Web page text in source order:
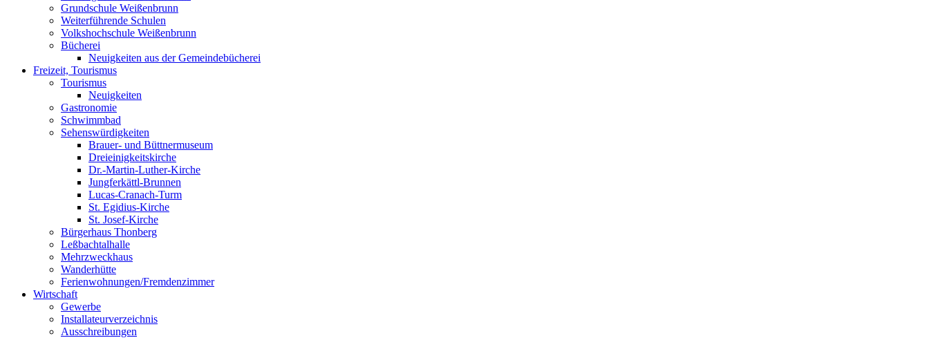
Grundschule Weißenbrunn
Weiterführende Schulen
Volkshochschule Weißenbrunn
Bücherei
Neuigkeiten aus der Gemeindebücherei
Freizeit, Tourismus
Tourismus
Neuigkeiten
Gastronomie
Schwimmbad
Sehenswürdigkeiten
Brauer- und Büttnermuseum
Dreieinigkeitskirche
Dr.-Martin-Luther-Kirche
Jungferkättl-Brunnen
Lucas-Cranach-Turm
St. Egidius-Kirche
St. Josef-Kirche
Bürgerhaus Thonberg
Leßbachtalhalle
Mehrzweckhaus
Wanderhütte
Ferienwohnungen/Fremdenzimmer
Wirtschaft
Gewerbe
Installateurverzeichnis
Ausschreibungen